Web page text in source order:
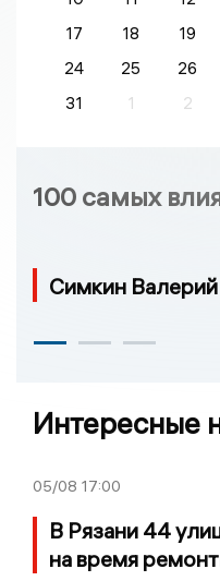
17
18 19
24
25 26
31
1 2
100 самых
Симкин
Интересные
05/08 17:00
В Рязани 44
на время